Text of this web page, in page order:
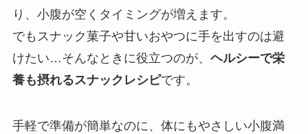
り、小腹が空くタイミングが増えます。
でもスナック菓子や甘いおやつに手を出すのは避
けたい…そんなときに役立つのが、 ヘルシーで栄
養も摂れるスナックレシピです。
手軽で準備が簡単なのに、体にもやさしい小腹満